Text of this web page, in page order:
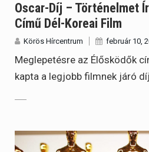
Oscar-Díj – Történelmet
Című Dél-Koreai Film
Körös Hírcentrum február 10,
Meglepetésre az Élősködők
kapta a legjobb filmnek járó